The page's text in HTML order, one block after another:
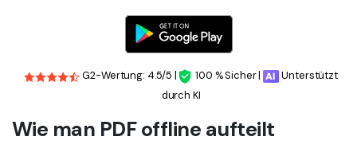
Gesundheitswesen
Regierung
PDFelement für Android
Bewertungen
Sehen Sie, was unsere Nutzer sagen.
Kostenlose PDF-Vorlagen
G2-Wertung: 4.5/5 | 100 % Sicher |
Unterstützt
durch KI
Wie man PDF offline aufteilt